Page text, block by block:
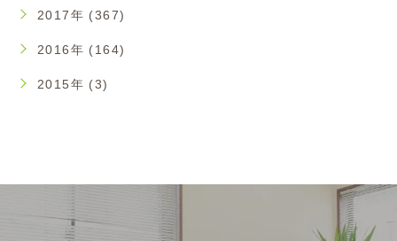
2017年 (367)
2016年 (164)
2015年 (3)